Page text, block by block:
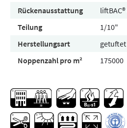
Rückenausstattung
liftBAC®
Teilung
1/10"
Herstellungsart
getuftet
Noppenzahl pro m²
175000